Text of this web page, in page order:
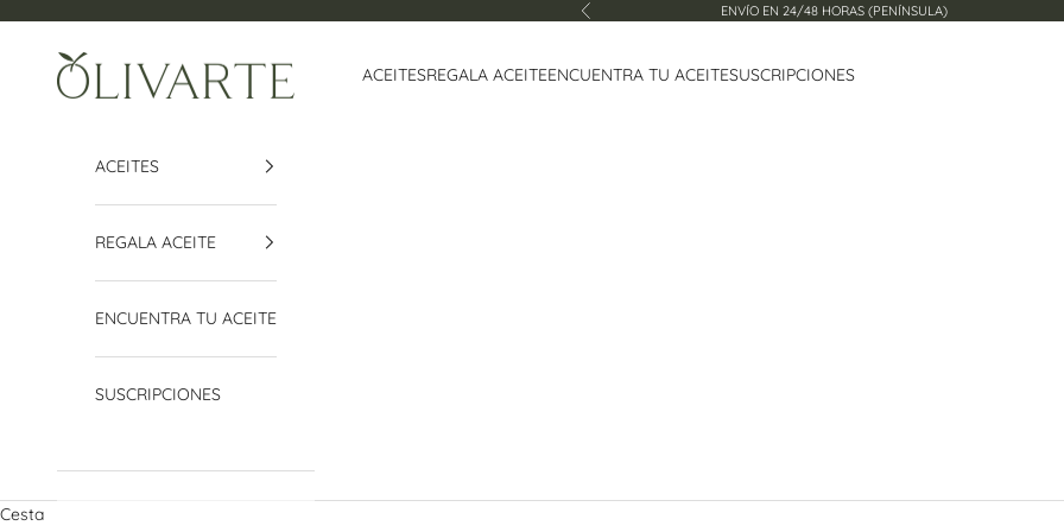
Anterior ENVÍO EN 24/48 HORAS (PENÍNSULA)
Olivarte
ACEITESREGALA ACEITEENCUENTRA TU ACEITESUSCRIPCIONES
ACEITES
REGALA ACEITE
ENCUENTRA TU ACEITE
SUSCRIPCIONES
Cesta